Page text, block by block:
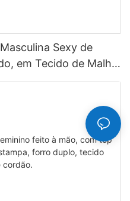
Sexy de
em Tecido de Malha